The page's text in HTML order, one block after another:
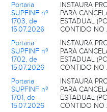
Portaria
SUPFINF nº
1703, de
15.07.2026
INSTAURA
PARA
ESTADUAL
CONTIDO NO
Portaria
SUPFINF nº
1702, de
15.07.2026
INSTAURA
PARA
ESTADUAL
CONTIDO NO
Portaria
SUPFINF nº
1701, de
15.07.2026
INSTAURA
PARA
ESTADUAL
CONTIDO NO